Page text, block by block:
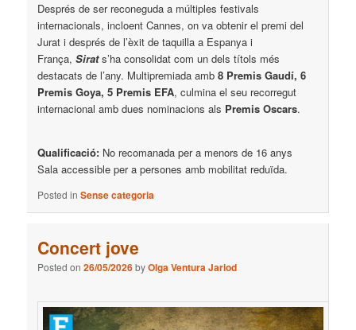
Després de ser reconeguda a múltiples festivals
internacionals, incloent Cannes, on va obtenir el premi del
Jurat i després de l’èxit de taquilla a Espanya i
França,Sirats’ha consolidat com un dels títols més
destacats de l’any. Multipremiada amb8 Premis Gaudí, 6
Premis Goya, 5 Premis EFA, culmina el seu recorregut
internacional amb dues nominacions als Premis Oscars.
Qualificació: No recomanada per a menors de 16 anys
Sala accessible per a persones amb mobilitat reduïda.
Posted in Sense categoria
Concert jove
Posted on26/05/2026byOlga Ventura Jariod